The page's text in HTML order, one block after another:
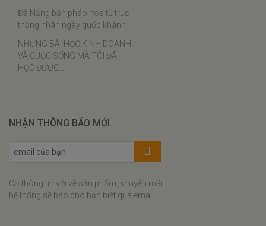
Gà rim hạt điều tôm khô
Đà Nẵng bắn pháo hoa từ trực
thăng nhân ngày quốc khánh
NHỮNG BÀI HỌC KINH DOANH
VÀ CUỘC SỐNG MÀ TÔI ĐÃ
HỌC ĐƯỢC…
NHẬN THÔNG BÁO MỚI
Có thông tin với về sản phẩm, khuyến mãi
hệ thống sẽ báo cho bạn biết qua email...